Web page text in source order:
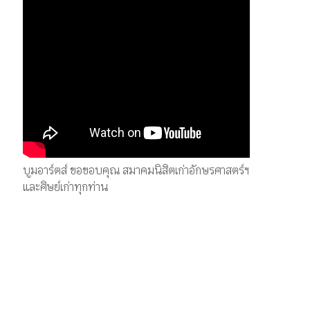
บูมอาร์ตส์ ขอขอบคุณ สมาคมนิสิตเก่าอักษรศาสตร์ฯ
และศิษย์เก่าทุกท่าน